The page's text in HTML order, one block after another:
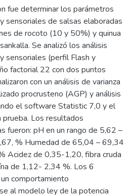
fue determinar los parámetros
sensoriales de salsas elaboradas
de rocoto (10 y 50%) y quinua
Se analizó los análisis
sensoriales (perfil Flash y
factorial 22 con dos puntos
con un análisis de varianza
procrusteno (AGP) y análisis
el software Statistic 7,0 y el
prueba. Los resultados
fueron: pH en un rango de 5,62 –
% Humedad de 65,04 – 69,34
Acidez de 0,35-1,20, fibra cruda
de 1,12- 2,34 %. Los 6
comportamiento
al modelo ley de la potencia